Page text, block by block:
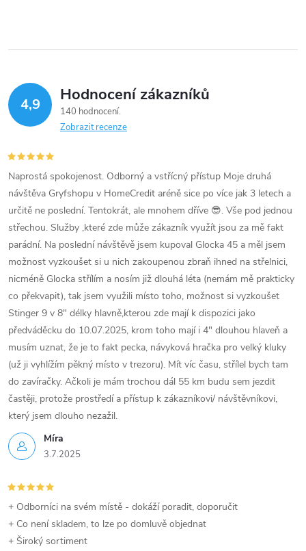
l
d
a
c
í
p
r
v
k
y
v
ý
p
i
s
u
4,9 Hodnocení zákazníků
140 hodnocení
Zobrazit recenze
Míra
3.7.2025
Naprostá spokojenost. Odborný a vstřícný přístup Moje druhá
návštěva Gryfshopu v HomeCredit aréně sice po více jak 3 letech a
určitě ne poslední. Tentokrát, ale mnohem dříve 😎. Vše pod jednou
střechou. Služby ,které zde může zákazník využít jsou za mě fakt
parádní. Na poslední návštěvě jsem kupoval Glocka 45 a měl jsem
možnost vyzkoušet si u nich zakoupenou zbraň ihned na střelnici,
nicméně Glocka střílím a nosím již dlouhá léta (nemám mě prakticky
co překvapit), tak jsem využili místo toho, možnost si vyzkoušet
Stinger 9 v 8" délky hlavně,kterou zde mají k dispozici jako
předváděcku do 10.07.2025, krom toho mají i 4" dlouhou hlaveň a
musím uznat, že je to fakt pecka, návyková hračka pro velký kluky
(už ji vyhlížím pěkný místo v trezoru). Mít víc času, střílel bych tam
do zavíračky. Ačkoli je mám trochou dál 55 km budu sem jezdit
častěji, protože prostředí a přístup k zákazníkovi/ návštěvníkovi,
který jsem dlouho nezažil.
+ Odborníci na svém místě - dokáží poradit, doporučit
+ Co není skladem, to lze po domluvě objednat
+ Široký sortiment